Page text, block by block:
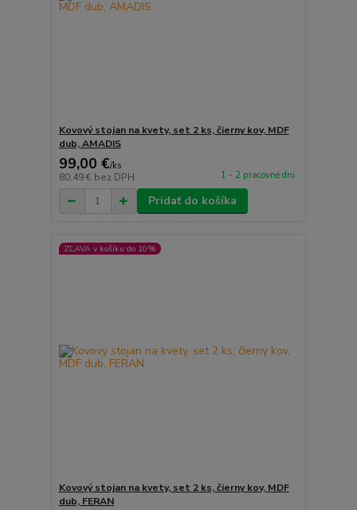
Kovový stojan na kvety, set 2 ks, čierny kov, MDF
dub, AMADIS
99,00 €/ks
80,49 € bez DPH 1 - 2 pracovné dni
Pridať do košíka
ZĽAVA v košíku do 10%
Kovový stojan na kvety, set 2 ks, čierny kov, MDF
dub, FERAN